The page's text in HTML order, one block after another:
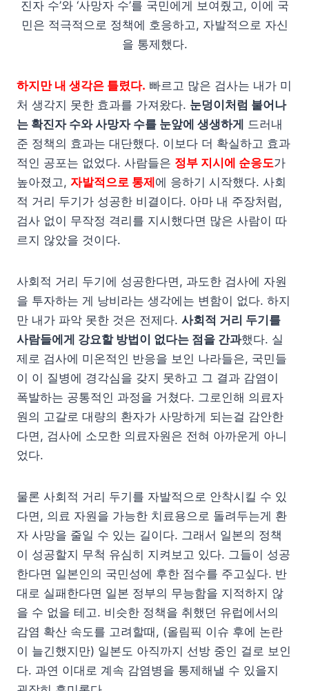
진자 수’와 ‘사망자 수’를 국민에게 보여줬고, 이에 국
민은 적극적으로 정책에 호응하고, 자발적으로 자신
을 통제했다.
하지만 내 생각은 틀렸다. 빠르고 많은 검사는 내가 미
처 생각지 못한 효과를 가져왔다. 눈덩이처럼 불어나
는 확진자 수와 사망자 수를 눈앞에 생생하게 드러내
준 정책의 효과는 대단했다. 이보다 더 확실하고 효과
적인 공포는 없었다. 사람들은 정부 지시에 순응도가
높아졌고, 자발적으로 통제에 응하기 시작했다. 사회
적 거리 두기가 성공한 비결이다. 아마 내 주장처럼,
검사 없이 무작정 격리를 지시했다면 많은 사람이 따
르지 않았을 것이다.
사회적 거리 두기에 성공한다면, 과도한 검사에 자원
을 투자하는 게 낭비라는 생각에는 변함이 없다. 하지
만 내가 파악 못한 것은 전제다. 사회적 거리 두기를
사람들에게 강요할 방법이 없다는 점을 간과했다. 실
제로 검사에 미온적인 반응을 보인 나라들은, 국민들
이 이 질병에 경각심을 갖지 못하고 그 결과 감염이
폭발하는 공통적인 과정을 거쳤다. 그로인해 의료자
원의 고갈로 대량의 환자가 사망하게 되는걸 감안한
다면, 검사에 소모한 의료자원은 전혀 아까운게 아니
었다.
물론 사회적 거리 두기를 자발적으로 안착시킬 수 있
다면, 의료 자원을 가능한 치료용으로 돌려두는게 환
자 사망을 줄일 수 있는 길이다. 그래서 일본의 정책
이 성공할지 무척 유심히 지켜보고 있다. 그들이 성공
한다면 일본인의 국민성에 후한 점수를 주고싶다. 반
대로 실패한다면 일본 정부의 무능함을 지적하지 않
을 수 없을 테고. 비슷한 정책을 취했던 유럽에서의
감염 확산 속도를 고려할때, (올림픽 이슈 후에 논란
이 늘긴했지만) 일본도 아직까지 선방 중인 걸로 보인
다. 과연 이대로 계속 감염병을 통제해낼 수 있을지